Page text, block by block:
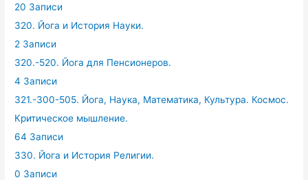
20 Записи
320. Йога и История Науки.
2 Записи
320.-520. Йога для Пенсионеров.
4 Записи
321.-300-505. Йога, Наука, Математика, Культура. Космос.
Критическое мышление.
64 Записи
330. Йога и История Религии.
0 Записи